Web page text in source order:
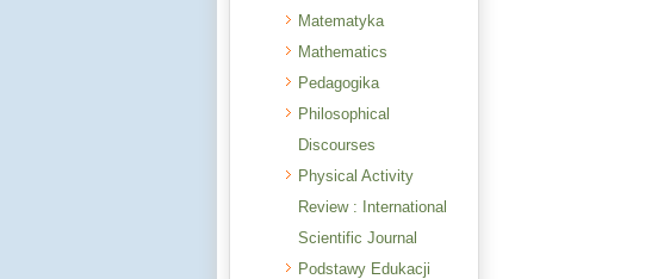
Matematyka
Mathematics
Pedagogika
Philosophical
Discourses
Physical Activity
Review : International
Scientific Journal
Podstawy Edukacji